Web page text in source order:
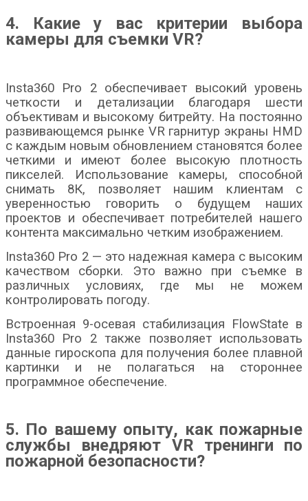
4. Какие у вас критерии выбора
камеры для съемкиVR?
Insta360 Pro 2 обеспечивает высокий уровень
четкости и детализации благодаря шести
объективам и высокому битрейту. На постоянно
развивающемся рынке VR гарнитур экраны HMD
с каждым новым обновлением становятся более
четкими и имеют более высокую плотность
пикселей. Использование камеры, способной
снимать 8К, позволяет нашим клиентам с
уверенностью говорить о будущем наших
проектов и обеспечивает потребителей нашего
контента максимально четким изображением.
Insta360 Pro 2 — это надежная камера с высоким
качеством сборки. Это важно при съемке в
различных условиях, где мы не можем
контролировать погоду.
Встроенная 9-осевая стабилизация FlowState в
Insta360 Pro 2 также позволяет использовать
данные гироскопа для получения более плавной
картинки и не полагаться на стороннее
программное обеспечение.
5. По вашему опыту, как пожарные
службы внедряютVR тренинги по
пожарной безопасности?